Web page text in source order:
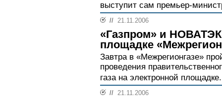
выступит сам премьер-
// 21.11.2006
«Газпром» и НОВАТЭК
площадке
Завтра в «Межрегионгазе»
проведения
газа на электронной
// 21.11.2006